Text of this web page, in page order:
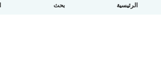
الرئيسية بحث